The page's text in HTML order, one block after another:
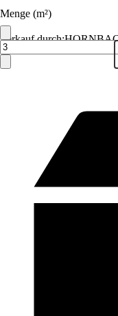
Verkauf durch:
Menge (m²)